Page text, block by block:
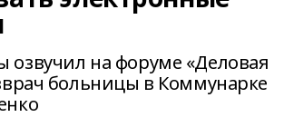
на форуме «Деловая
больницы в Коммунарке